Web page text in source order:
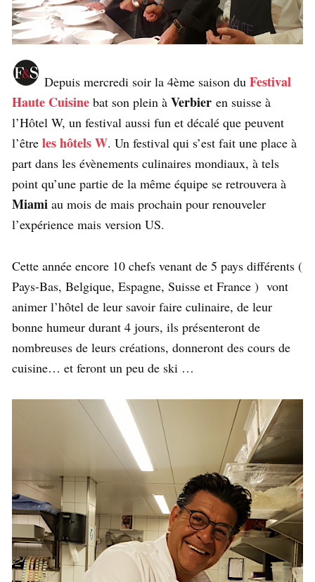
Depuis mercredi soir la 4ème saison du Festival
Haute Cuisine bat son plein à Verbier en suisse à
l’Hôtel W, un festival aussi fun et décalé que peuvent
l’être les hôtels W. Un festival qui s’est fait une place à
part dans les évènements culinaires mondiaux, à tels
point qu’une partie de la même équipe se retrouvera à
Miami au mois de mais prochain pour renouveler
l’expérience mais version US.
Cette année encore 10 chefs venant de 5 pays différents (
Pays-Bas, Belgique, Espagne, Suisse et France ) vont
animer l’hôtel de leur savoir faire culinaire, de leur
bonne humeur durant 4 jours, ils présenteront de
nombreuses de leurs créations, donneront des cours de
cuisine… et feront un peu de ski …